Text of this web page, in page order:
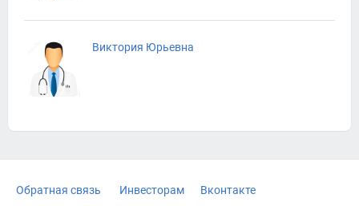
Виктория Юрьевна
Обратная связь Инвесторам
Вконтакте